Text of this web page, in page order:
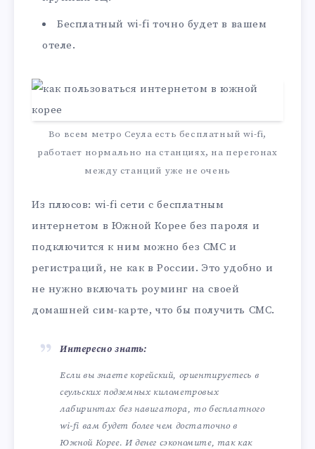
Бесплатный wi-fi точно будет в вашем
отеле.
Во всем метро Сеула есть бесплатный wi-fi,
работает нормально на станциях, на перегонах
между станций уже не очень
Из плюсов: wi-fi сети с бесплатным
интернетом в Южной Корее без пароля и
подключится к ним можно без СМС и
регистраций, не как в России. Это удобно и
не нужно включать роуминг на своей
домашней сим-карте, что бы получить СМС.
Интересно знать:
Если вы знаете корейский, ориентируетесь в
сеульских подземных километровых
лабиринтах без навигатора, то бесплатного
wi-fi вам будет более чем достаточно в
Южной Корее. И денег сэкономите, так как